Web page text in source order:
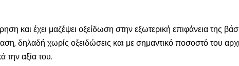
και έχει μαζέψει οξείδωση στην εξωτερική επιφάνεια της
δηλαδή χωρίς οξειδώσεις και με σημαντικό ποσοστό του
την αξία του.